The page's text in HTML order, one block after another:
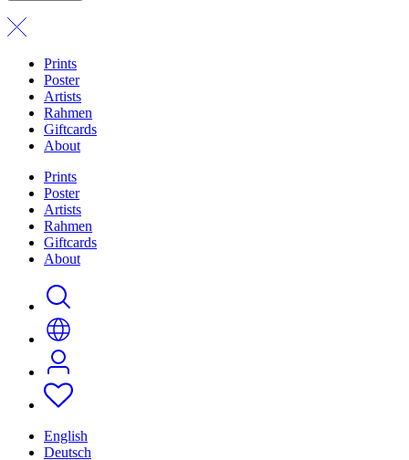
Prints
Poster
Artists
Rahmen
Giftcards
About
Prints
Poster
Artists
Rahmen
Giftcards
About
English
Deutsch